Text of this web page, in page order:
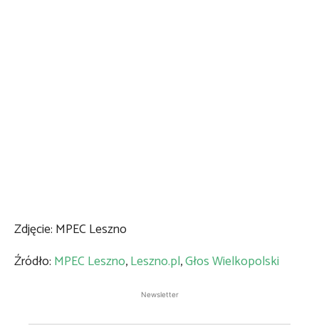
Zdjęcie: MPEC Leszno
Źródło: MPEC Leszno,Leszno.pl,Głos Wielkopolski
Newsletter